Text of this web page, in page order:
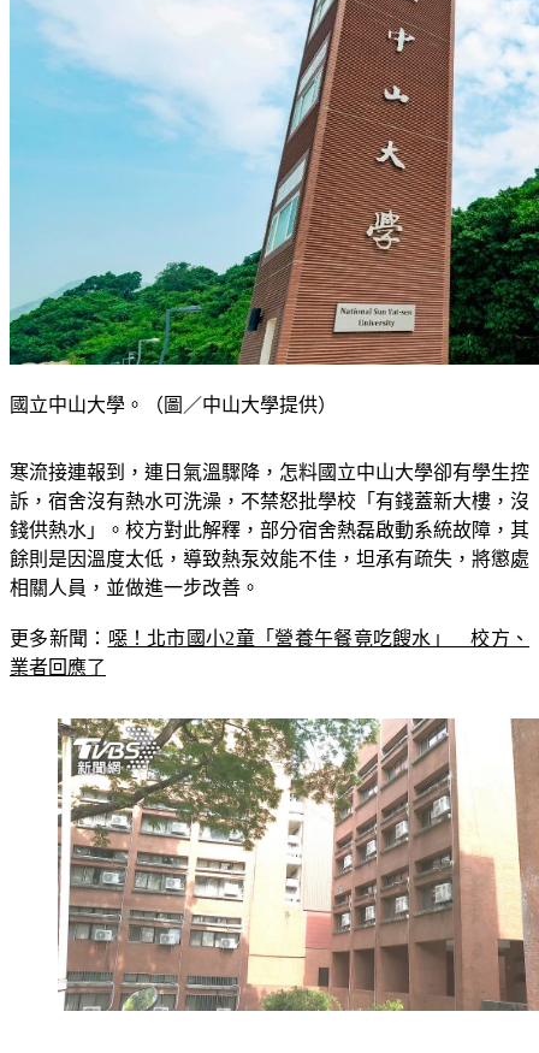
國立中山大學。（圖／中山大學提供）
寒流接連報到，連日氣溫驟降，怎料國立中山大學卻有學生控
訴，宿舍沒有熱水可洗澡，不禁怒批學校「有錢蓋新大樓，沒
錢供熱水」。校方對此解釋，部分宿舍熱磊啟動系統故障，其
餘則是因溫度太低，導致熱泵效能不佳，坦承有疏失，將懲處
相關人員，並做進一步改善。
更多新聞： 噁！北市國小2童「營養午餐竟吃餿水」　校方、
業者回應了